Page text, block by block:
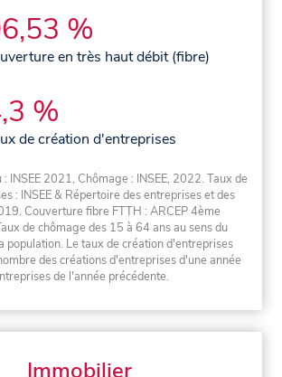
%
en très haut débit (fibre)
%
de création d'entreprises
INSEE 2021, Chômage : INSEE, 2022. Taux de
: INSEE & Répertoire des entreprises et des
Couverture fibre FTTH : ARCEP 4ème
de chômage des 15 à 64 ans au sens du
population. Le taux de création d'entreprises
des créations d'entreprises d'une année
de l'année précédente.
Immobilier